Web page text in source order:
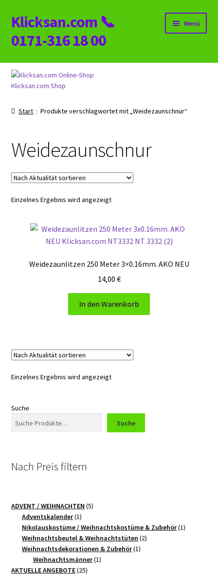
Zur
Navigation
springen
Zum
Inhalt
springen
Klicksan.com 📞
0171-316 18 00
Menü
Start
AGB
Alle Kategorien
Impressum
Klicksan.com Shop
Start Produkte verschlagwortet mit „Weidezaunschnur“
Weidezaunschnur
Einzelnes Ergebnis wird angezeigt
Weidezaunlitzen 250 Meter 3×0.16mm. AKO NEU
14,00 €
In den Warenkorb
Einzelnes Ergebnis wird angezeigt
Suche
Suche
Nach Preis filtern
ADVENT / WEIHNACHTEN 55
Adventskalender 11
Produkt
Nikolauskostüme / Weihnachtskostüme & Zubehör 11
Weihnachtsbeutel & Weihnachtstüten 22
Weihnachtsdekorationen & Zubehör 11
Weihnachtsmänner 11
AKTUELLE ANGEBOTE 2525